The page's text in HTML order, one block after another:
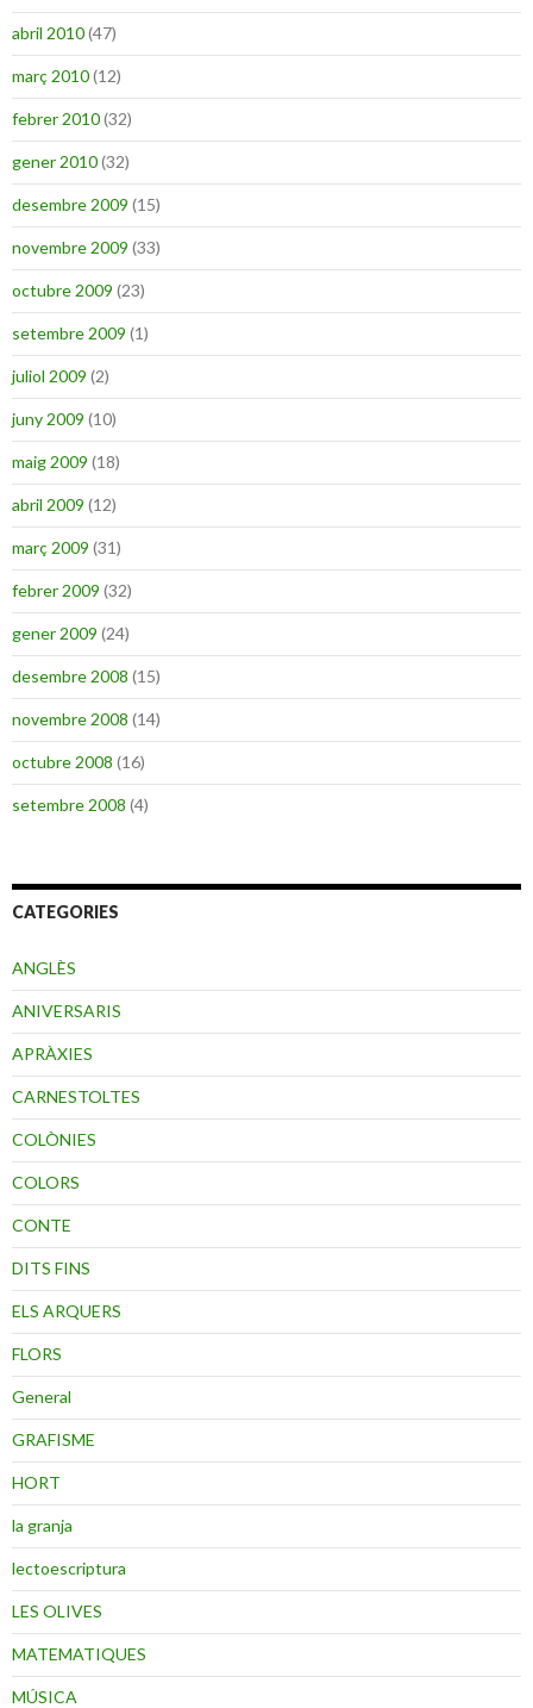
abril 2010(47)
març 2010(12)
febrer 2010(32)
gener 2010(32)
desembre 2009 (15)
novembre 2009 (33)
octubre 2009 (23)
setembre 2009 (1)
juliol 2009 (2)
juny 2009 (10)
maig 2009 (18)
abril 2009 (12)
març 2009 (31)
febrer 2009 (32)
gener 2009 (24)
desembre 2008 (15)
novembre 2008 (14)
octubre 2008 (16)
setembre 2008 (4)
CATEGORIES
ANGLÈS
ANIVERSARIS
APRÀXIES
CARNESTOLTES
COLÒNIES
COLORS
CONTE
DITS FINS
ELS ARQUERS
FLORS
General
GRAFISME
HORT
la granja
lectoescriptura
LES OLIVES
MATEMATIQUES
MÚSICA